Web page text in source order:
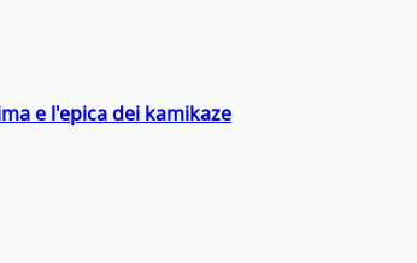
e l'epica dei kamikaze